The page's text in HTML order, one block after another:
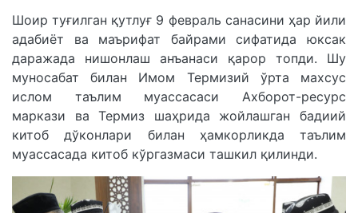
Шоир туғилган қутлуғ 9 февраль санасини ҳар йили
адабиёт ва маърифат байрами сифатида юксак
даражада нишонлаш анъанаси қарор топди. Шу
муносабат билан Имом Термизий ўрта махсус
ислом таълим муассасаси Ахборот-ресурс
маркази ва Термиз шаҳрида жойлашган бадиий
китоб дўконлари билан ҳамкорликда таълим
муассасада китоб кўргазмаси ташкил қилинди.